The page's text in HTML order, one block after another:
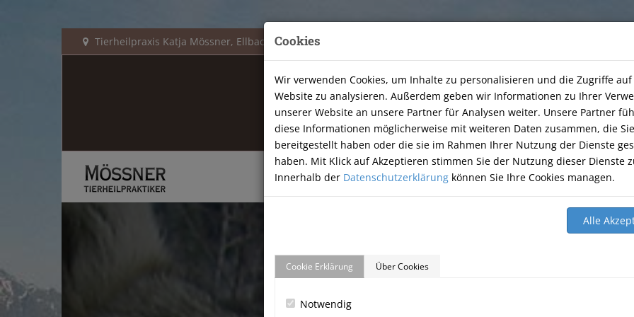
Cookies
Wir verwenden Cookies, um Inhalte zu personalisieren und die Zugriffe
Website zu analysieren. Außerdem geben wir Informationen zu Ihrer
unserer Website an unsere Partner für Analysen weiter. Unsere Partner
diese Informationen möglicherweise mit weiteren Daten zusammen, die
bereitgestellt haben oder die sie im Rahmen Ihrer Nutzung der Dienste
haben. Mit Klick auf Akzeptieren stimmen Sie der Nutzung dieser Dienste
Innerhalb der Datenschutzerklärung können Sie Ihre Cookies managen.
Cookie Erklärung Über Cookies
Notwendig
Tierheilpraxis Katja Mössner, Ellbachstraße 11, 74251 Lehrensteinsfeld
Info Öffnunsgzeiten
Am Freitag den 07.08.2026 haben wir geschlossen.
HOME THERAPIE ÜBER UNS TIERNAHRUNG